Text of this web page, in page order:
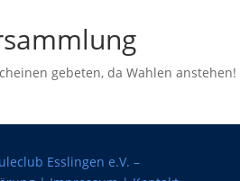
gebeten, da Wahlen anstehen!
Esslingen e.V. –